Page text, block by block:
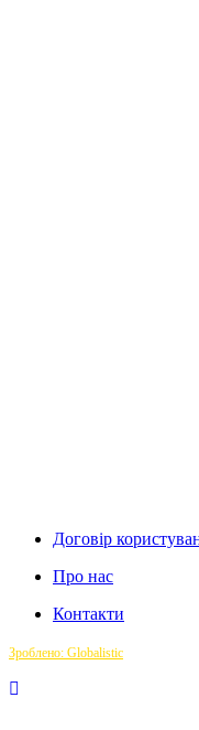
Договір
Про нас
Контакти
Зроблено: Globalistic